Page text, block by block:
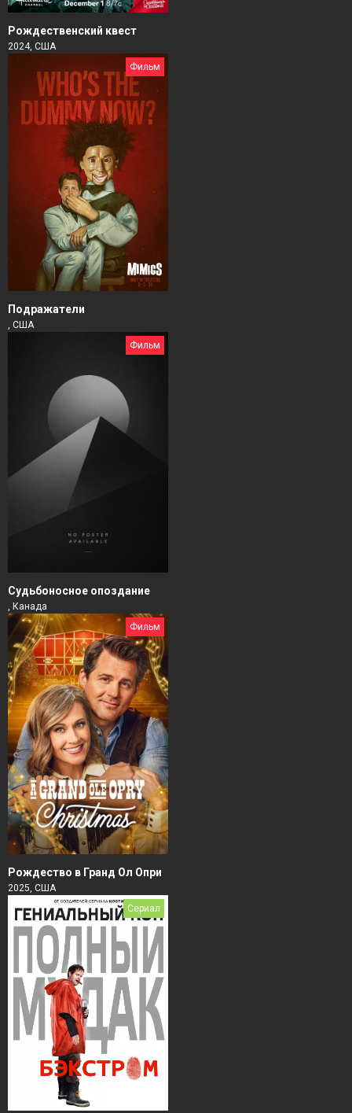
Рождественский квест
2024, США
Фильм
Подражатели
, США
Фильм
Судьбоносное опоздание
, Канада
Фильм
Рождество в Гранд Ол Опри
2025, США
Сериал